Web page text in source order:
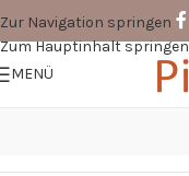
Zur Navigation springen
Zum Hauptinhalt springen
MENÜ